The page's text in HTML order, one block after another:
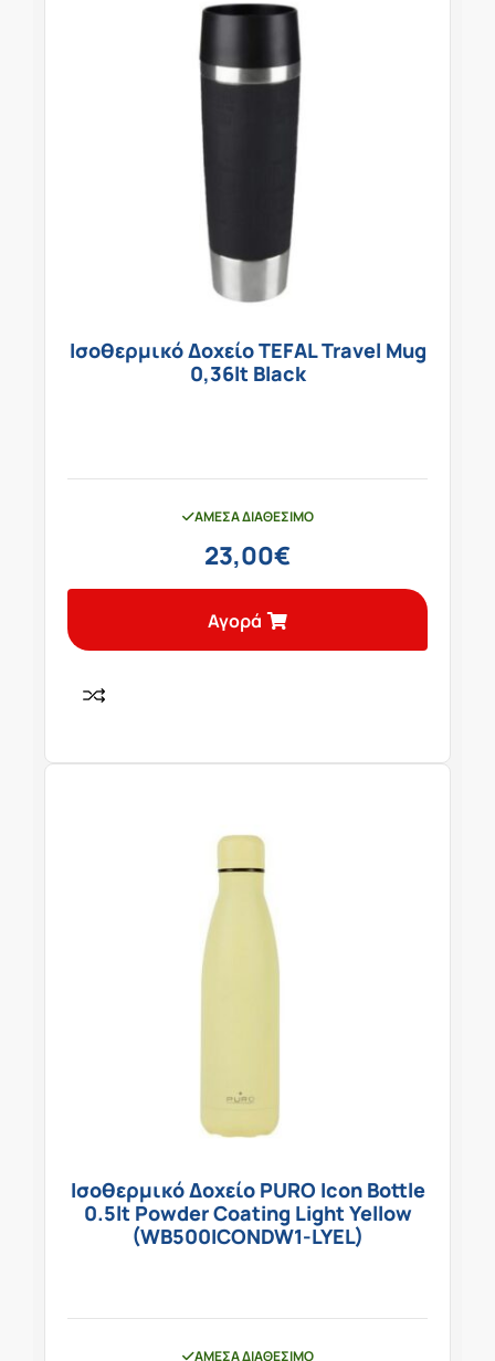
Ισοθερμικό Δοχείο TEFAL Travel Mug
0,36lt Black
ΆΜΕΣΑ ΔΙΑΘΈΣΙΜΟ
23,00€
Αγορά
Ισοθερμικό Δοχείο PURO Icon Bottle
0.5lt Powder Coating Light Yellow
(WB500ICONDW1-LYEL)
ΆΜΕΣΑ ΔΙΑΘΈΣΙΜΟ